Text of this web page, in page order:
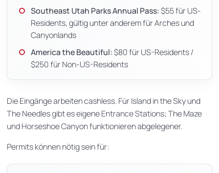
Southeast Utah Parks Annual Pass:$55 für US-
Residents, gültig unter anderem für Arches und
Canyonlands
America the Beautiful:$80 für US-Residents /
$250 für Non-US-Residents
Die Eingänge arbeiten cashless. Für Island in the Sky und
The Needles gibt es eigene Entrance Stations; The Maze
und Horseshoe Canyon funktionieren abgelegener.
Permits können nötig sein für: